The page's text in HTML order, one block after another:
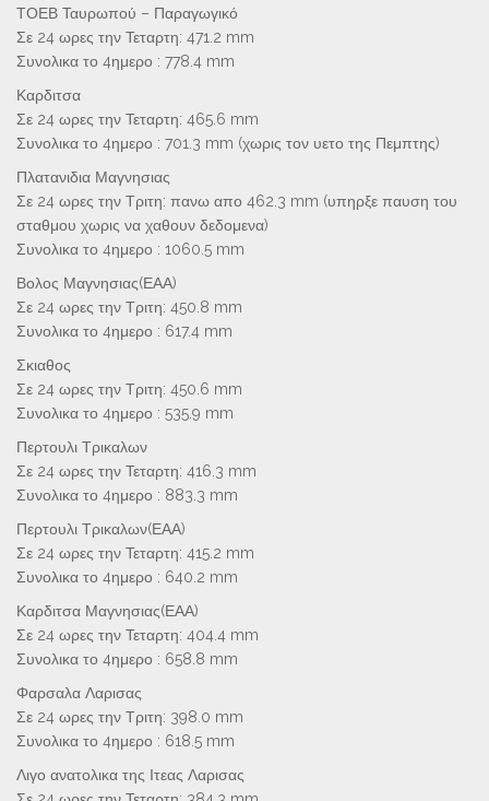
ΤΟΕΒ Ταυρωπού – Παραγωγικό
Σε 24 ωρες την Τεταρτη: 471.2 mm
Συνολικα το 4ημερο : 778.4 mm
Καρδιτσα
Σε 24 ωρες την Τεταρτη: 465.6 mm
Συνολικα το 4ημερο : 701.3 mm (χωρις τον υετο της Πεμπτης)
Πλατανιδια Μαγνησιας
Σε 24 ωρες την Τριτη: πανω απο 462.3 mm (υπηρξε παυση του
σταθμου χωρις να χαθουν δεδομενα)
Συνολικα το 4ημερο : 1060.5 mm
Βολος Μαγνησιας(ΕΑΑ)
Σε 24 ωρες την Τριτη: 450.8 mm
Συνολικα το 4ημερο : 617.4 mm
Σκιαθος
Σε 24 ωρες την Τριτη: 450.6 mm
Συνολικα το 4ημερο : 535.9 mm
Περτουλι Τρικαλων
Σε 24 ωρες την Τεταρτη: 416.3 mm
Συνολικα το 4ημερο : 883.3 mm
Περτουλι Τρικαλων(ΕΑΑ)
Σε 24 ωρες την Τεταρτη: 415.2 mm
Συνολικα το 4ημερο : 640.2 mm
Καρδιτσα Μαγνησιας(ΕΑΑ)
Σε 24 ωρες την Τεταρτη: 404.4 mm
Συνολικα το 4ημερο : 658.8 mm
Φαρσαλα Λαρισας
Σε 24 ωρες την Τριτη: 398.0 mm
Συνολικα το 4ημερο : 618.5 mm
Λιγο ανατολικα της Ιτεας Λαρισας